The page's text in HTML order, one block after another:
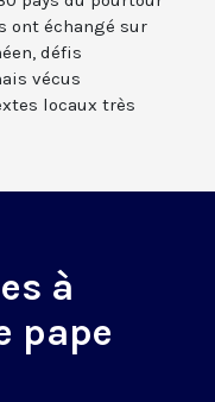
ont échangé sur
défis
vécus
locaux très
à
pape